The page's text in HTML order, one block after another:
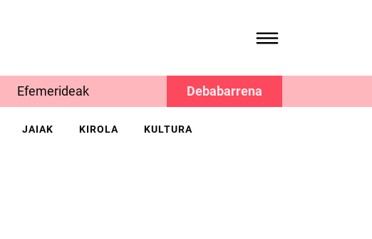
Efemerideak Debabarrena
JAIAK KIROLA KULTURA